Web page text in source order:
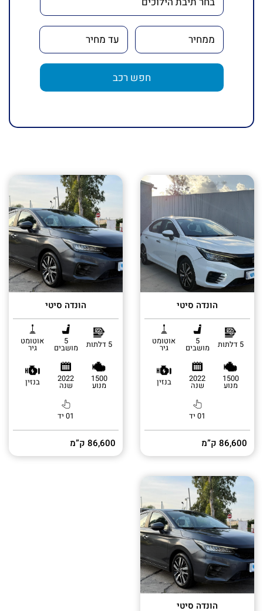
חפש רכב
הונדה סיטי
5 דלתות 5
מושבים
אוטומט
גיר
1500
מנוע
2022
שנה בנזין
01 יד
86,600 ק”מ
הונדה סיטי
5 דלתות 5
מושבים
אוטומט
גיר
1500
מנוע
2022
שנה בנזין
01 יד
86,600 ק”מ
הונדה סיטי